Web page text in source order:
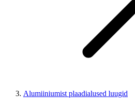
Alumiiniumist plaadialused luugid